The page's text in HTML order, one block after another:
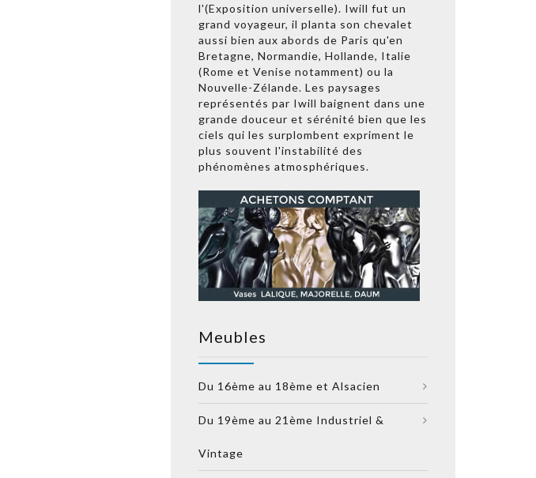
l'(Exposition universelle). Iwill fut un
grand voyageur, il planta son chevalet
aussi bien aux abords de Paris qu'en
Bretagne, Normandie, Hollande, Italie
(Rome et Venise notamment) ou la
Nouvelle-Zélande. Les paysages
représentés par Iwill baignent dans une
grande douceur et sérénité bien que les
ciels qui les surplombent expriment le
plus souvent l'instabilité des
phénomènes atmosphériques.
Meubles
Du 16ème au 18ème et Alsacien
Du 19ème au 21ème Industriel &
Vintage